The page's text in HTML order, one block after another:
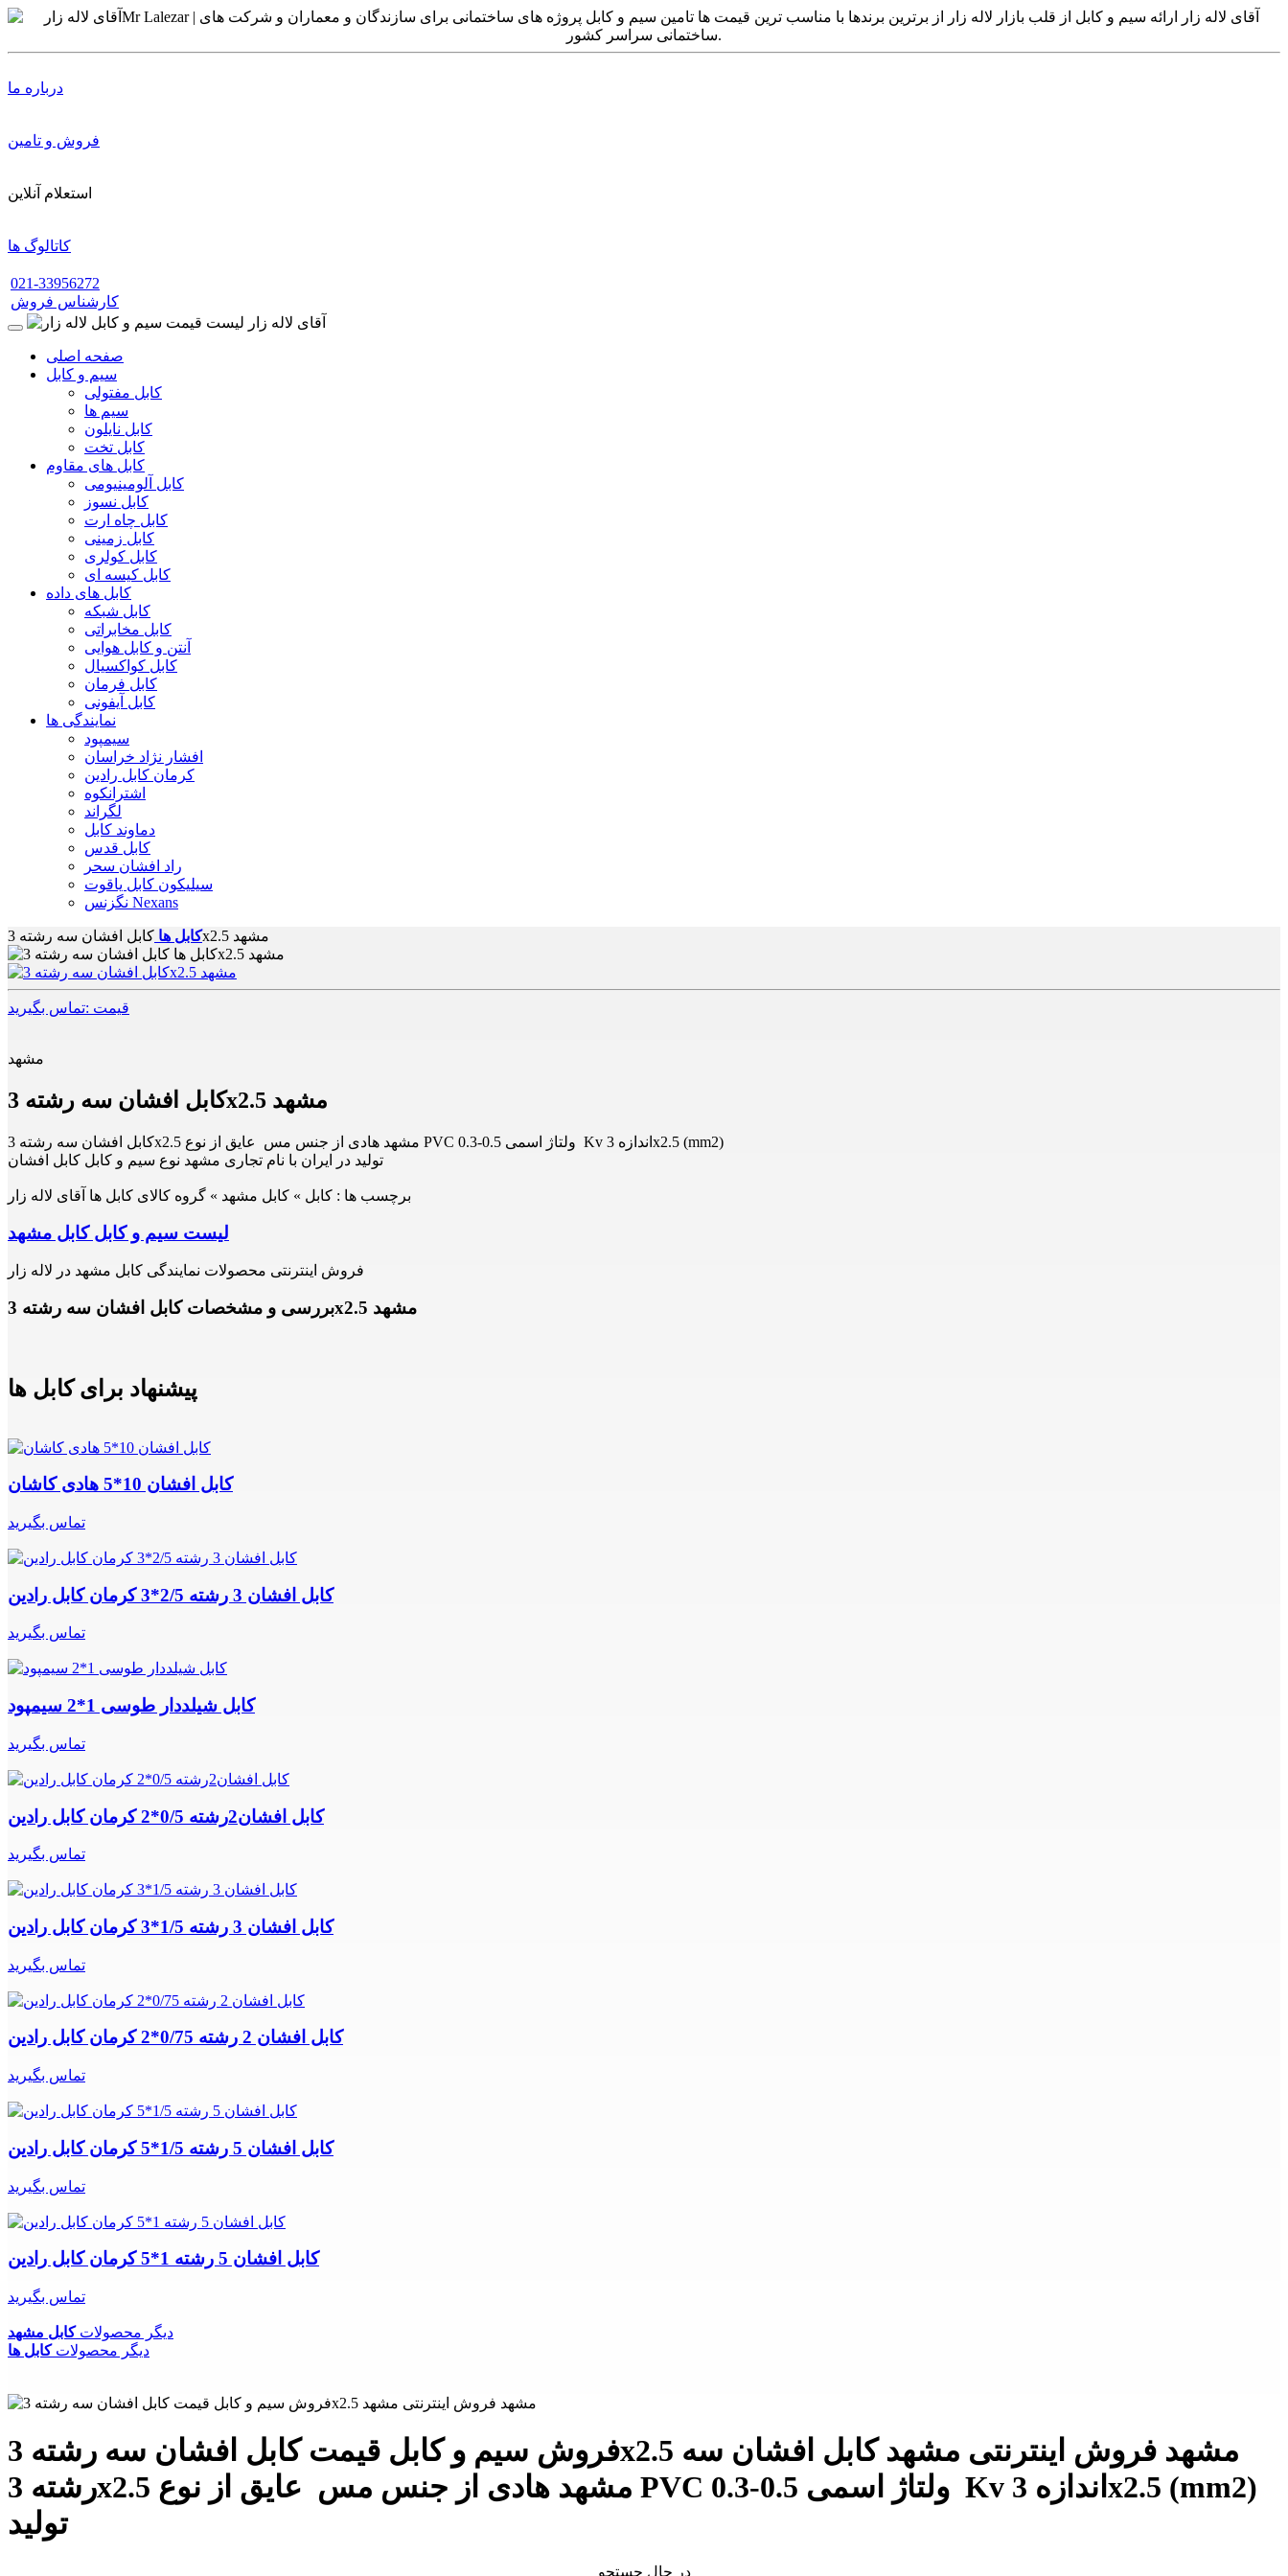
درباره ما
فروش و تامین
استعلام آنلاین
کاتالوگ ها
021-33956272
کارشناس فروش
صفحه اصلی
سیم و کابل
کابل مفتولی
سیم ها
کابل نایلون
کابل تخت
کابل های مقاوم
کابل آلومینیومی
کابل نسوز
کابل چاه ارت
کابل زمینی
کابل کولری
کابل کیسه ای
کابل های داده
کابل شبکه
کابل مخابراتی
آنتن و کابل هوایی
کابل کواکسیال
کابل فرمان
کابل آیفونی
نمایندگی ها
سیمپود
افشار نژاد خراسان
کرمان کابل رادین
اشترانکوه
لگراند
دماوند کابل
کابل قدس
راد افشان سحر
سیلیکون کابل یاقوت
نگزنس Nexans
کابل ها کابل افشان سه رشته 3x2.5 مشهد
قیمت :تماس بگیرید
مشهد
کابل افشان سه رشته 3x2.5 مشهد
کابل افشان سه رشته 3x2.5 مشهد هادی از جنس مس عایق از نوع PVC ولتاژ اسمی 0.5-0.3 Kv اندازه 3x2.5 (mm2)
تولید در ایران با نام تجاری مشهد نوع سیم و کابل کابل افشان
برچسب ها : کابل » کابل مشهد » گروه کالای کابل ها آقای لاله زار
لیست سیم و کابل کابل مشهد
فروش اینترنتی محصولات نمایندگی کابل مشهد در لاله زار
بررسی و مشخصات کابل افشان سه رشته 3x2.5 مشهد
پیشنهاد برای کابل ها
کابل افشان 10*5 هادی کاشان
تماس بگیرید
کابل افشان 3 رشته 2/5*3 کرمان کابل رادین
تماس بگیرید
کابل شیلددار طوسی 1*2 سیمپود
تماس بگیرید
کابل افشان2رشته 0/5*2 کرمان کابل رادین
تماس بگیرید
کابل افشان 3 رشته 1/5*3 کرمان کابل رادین
تماس بگیرید
کابل افشان 2 رشته 0/75*2 کرمان کابل رادین
تماس بگیرید
کابل افشان 5 رشته 1/5*5 کرمان کابل رادین
تماس بگیرید
کابل افشان 5 رشته 1*5 کرمان کابل رادین
تماس بگیرید
دیگر محصولاتکابل مشهد
دیگر محصولاتکابل ها
فروش سیم و کابل قیمت کابل افشان سه رشته 3x2.5 مشهد فروش اینترنتی مشهد کابل افشان سه
رشته 3x2.5 مشهد هادی از جنس مس عایق از نوع PVC ولتاژ اسمی 0.5-0.3 Kv اندازه 3x2.5 (mm2)
تولید
در حال جستجو